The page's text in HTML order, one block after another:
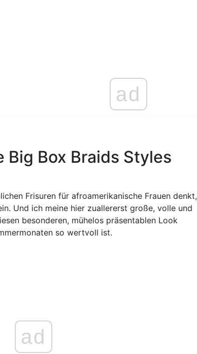
ad
Box Braids Styles
Frisuren für afroamerikanische Frauen denkt,
Und ich meine hier zuallererst große, volle und
besonderen, mühelos präsentablen Look
so wertvoll ist.
ad